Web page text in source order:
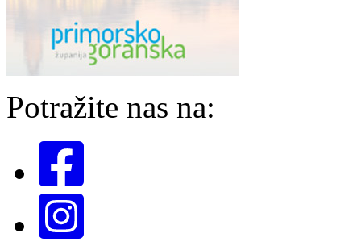
Potražite nas na: